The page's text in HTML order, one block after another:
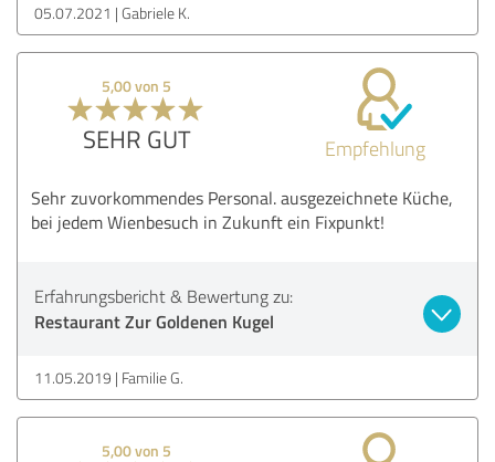
05.07.2021 Gabriele K.
5,00 von 5
SEHR GUT Empfehlung
Sehr zuvorkommendes Personal. ausgezeichnete Küche,
bei jedem Wienbesuch in Zukunft ein Fixpunkt!
Erfahrungsbericht & Bewertung zu:
Restaurant Zur Goldenen Kugel
11.05.2019 Familie G.
5,00 von 5